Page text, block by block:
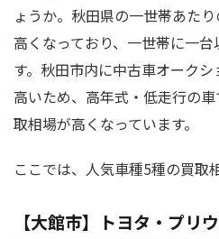
ょうか。秋田県の一世帯あた
高くなっており、一世帯に一
す。秋田市内に中古車オーク
高いため、高年式・低走行の
取相場が高くなっています。
ここでは、人気車種5種の買取
【大館市】トヨタ・プリ